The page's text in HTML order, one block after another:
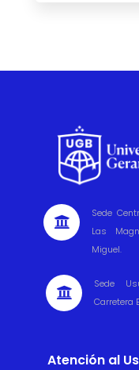

Sede
Las
Miguel.

Sede
Carretera
Atención al